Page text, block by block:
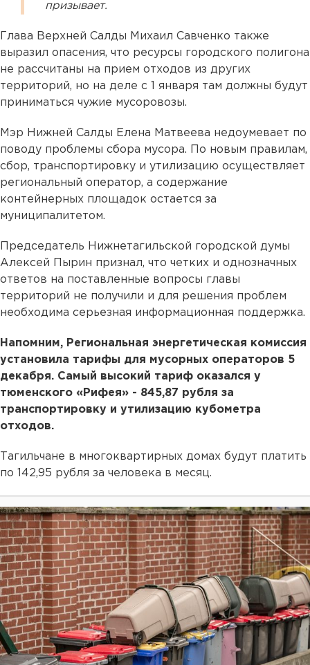
призывает.
Глава Верхней Салды Михаил Савченко также
выразил опасения, что ресурсы городского полигона
не рассчитаны на прием отходов из других
территорий, но на деле с 1 января там должны будут
приниматься чужие мусоровозы.
Мэр Нижней Салды Елена Матвеева недоумевает по
поводу проблемы сбора мусора. По новым правилам,
сбор, транспортировку и утилизацию осуществляет
региональный оператор, а содержание
контейнерных площадок остается за
муниципалитетом.
Председатель Нижнетагильской городской думы
Алексей Пырин признал, что четких и однозначных
ответов на поставленные вопросы главы
территорий не получили и для решения проблем
необходима серьезная информационная поддержка.
Напомним, Региональная энергетическая комиссия
установила тарифы для мусорных операторов 5
декабря. Самый высокий тариф оказался у
тюменского «Рифея» - 845,87 рубля за
транспортировку и утилизацию кубометра
отходов.
Тагильчане в многоквартирных домах будут платить
по 142,95 рубля за человека в месяц.